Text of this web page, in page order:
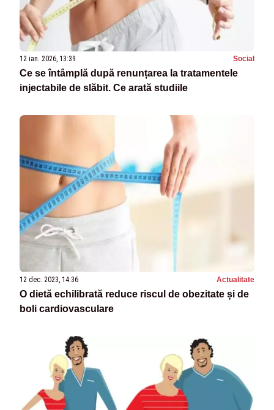
12 ian. 2026, 13:39 Social
Ce se întâmplă după renunțarea la tratamentele
injectabile de slăbit. Ce arată studiile
12 dec. 2023, 14:36 Actualitate
O dietă echilibrată reduce riscul de obezitate și de
boli cardiovasculare